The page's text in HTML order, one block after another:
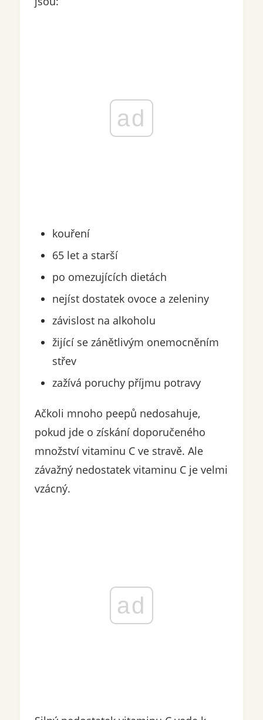
ad
kouření
65 let a starší
po omezujících dietách
nejíst dostatek ovoce a zeleniny
závislost na alkoholu
žijící se zánětlivým onemocněním
střev
zažívá poruchy příjmu potravy
Ačkoli mnoho peepů nedosahuje,
pokud jde o získání doporučeného
množství vitaminu C ve stravě. Ale
závažný nedostatek vitaminu C je velmi
vzácný.
ad